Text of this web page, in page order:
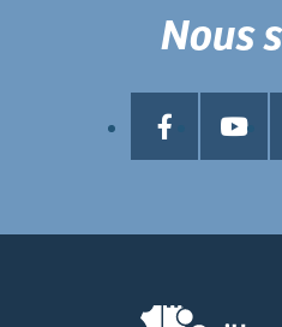
Nous